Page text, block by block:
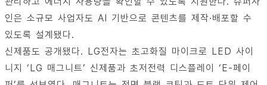
인은 소규모 사업자도 AI 기반으로 콘텐츠를 제작·배포할 수
있도록 설계됐다.
신제품도 공개됐다. LG전자는 초고화질 마이크로 LED 사이
니지 ‘LG 매그니트’ 신제품과 초저전력 디스플레이 ‘E-페이